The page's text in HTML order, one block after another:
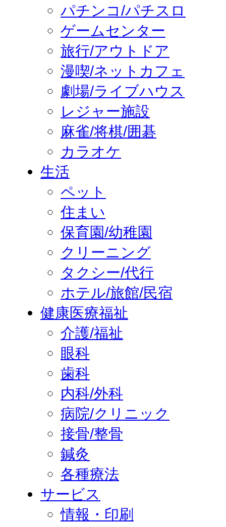
パチンコ/パチスロ
ゲームセンター
旅行/アウトドア
漫喫/ネットカフェ
劇場/ライブハウス
レジャー施設
麻雀/将棋/囲碁
カラオケ
生活
ペット
住まい
保育園/幼稚園
クリーニング
タクシー/代行
ホテル/旅館/民宿
健康医療福祉
介護/福祉
眼科
歯科
内科/外科
病院/クリニック
接骨/整骨
鍼灸
各種療法
サービス
情報・印刷